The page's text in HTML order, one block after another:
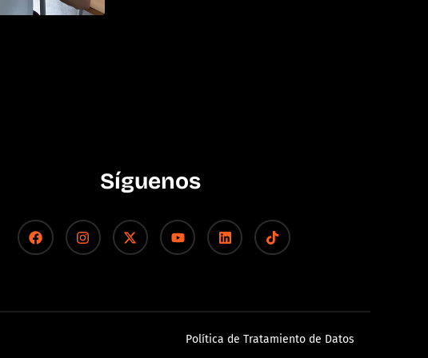
Síguenos
Política de Tratamiento de Datos